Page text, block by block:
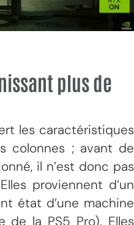
plus de
les caractéristiques
colonnes ; avant de
il n’est donc pas
proviennent d’un
état d’une machine
la PS5 Pro). Elles